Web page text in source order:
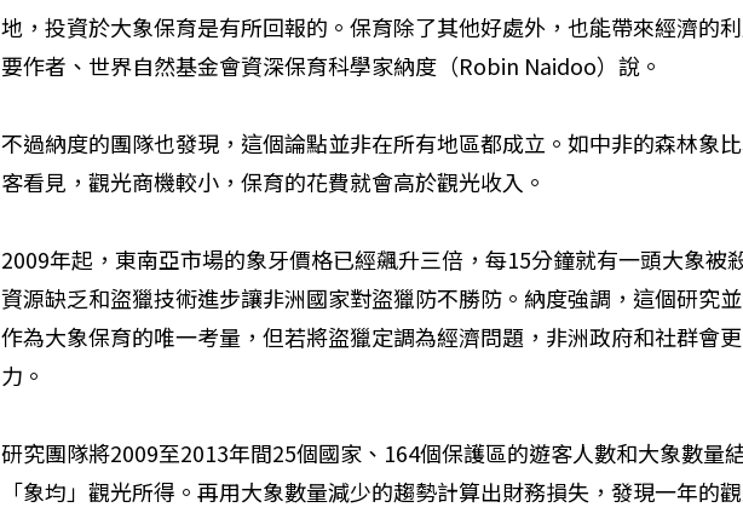
地，投資於大象保育是有所回報的。保育除了其他好處外，也能帶來經濟的
要作者、世界自然基金會資深保育科學家納度（Robin Naidoo）說。
不過納度的團隊也發現，這個論點並非在所有地區都成立。如中非的森林象
客看見，觀光商機較小，保育的花費就會高於觀光收入。
2009年起，東南亞市場的象牙價格已經飆升三倍，每15分鐘就有一頭大象被
資源缺乏和盜獵技術進步讓非洲國家對盜獵防不勝防。納度強調，這個研究
作為大象保育的唯一考量，但若將盜獵定調為經濟問題，非洲政府和社群會
力。
研究團隊將2009至2013年間25個國家、164個保護區的遊客人數和大象數量
「象均」觀光所得。再用大象數量減少的趨勢計算出財務損失，發現一年的